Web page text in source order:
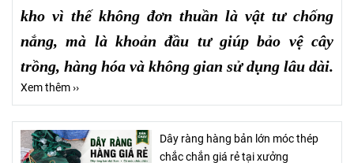
kho vì thế không đơn thuần là vật tư chống
nắng, mà là khoản đầu tư giúp bảo vệ cây
trồng, hàng hóa và không gian sử dụng lâu dài.
Xem thêm ››
Dây ràng hàng bản lớn móc thép
chắc chắn giá rẻ tại xưởng